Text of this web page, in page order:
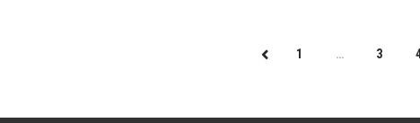
PREV1 … 3